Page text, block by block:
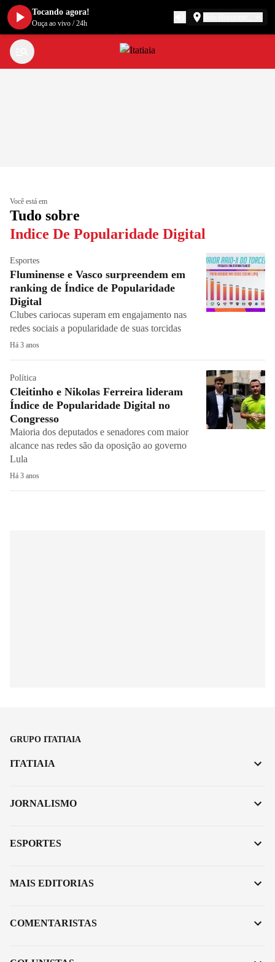
Você está em
Tudo sobre
Indice De Popularidade Digital
Esportes
Fluminense e Vasco surpreendem em
ranking de Índice de Popularidade
Digital
Clubes cariocas superam em engajamento nas
redes sociais a popularidade de suas torcidas
Há 3 anos
Política
Cleitinho e Nikolas Ferreira lideram
Índice de Popularidade Digital no
Congresso
Maioria dos deputados e senadores com maior
alcance nas redes são da oposição ao governo
Lula
Há 3 anos
GRUPO ITATIAIA
ITATIAIA
JORNALISMO
ESPORTES
MAIS EDITORIAS
COMENTARISTAS
Tocando agora!
Ouça ao vivo /24h